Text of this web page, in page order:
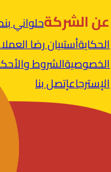
عن الشركةحلواني
الحكايةأستبيان رضا
الخصوصيةالشروط
الإسترجاعإتصل بنا